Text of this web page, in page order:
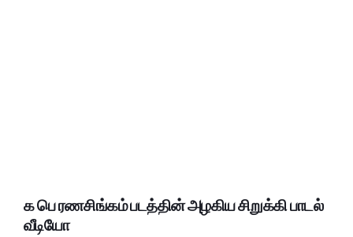
க பெ ரணசிங்கம் படத்தின் அழகிய சிறுக்கி பாடல்
வீடியோ